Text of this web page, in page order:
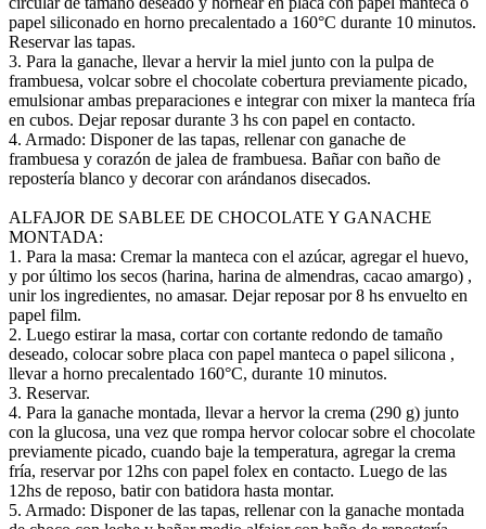
papel siliconado en horno precalentado a 160°C durante 10 minutos.
Reservar las tapas.
3. Para la ganache, llevar a hervir la miel junto con la pulpa de
frambuesa, volcar sobre el chocolate cobertura previamente picado,
emulsionar ambas preparaciones e integrar con mixer la manteca fría
en cubos. Dejar reposar durante 3 hs con papel en contacto.
4. Armado: Disponer de las tapas, rellenar con ganache de
frambuesa y corazón de jalea de frambuesa. Bañar con baño de
repostería blanco y decorar con arándanos disecados.
ALFAJOR DE SABLEE DE CHOCOLATE Y GANACHE
MONTADA:
1. Para la masa: Cremar la manteca con el azúcar, agregar el huevo,
y por último los secos (harina, harina de almendras, cacao amargo) ,
unir los ingredientes, no amasar. Dejar reposar por 8 hs envuelto en
papel film.
2. Luego estirar la masa, cortar con cortante redondo de tamaño
deseado, colocar sobre placa con papel manteca o papel silicona ,
llevar a horno precalentado 160°C, durante 10 minutos.
3. Reservar.
4. Para la ganache montada, llevar a hervor la crema (290 g) junto
con la glucosa, una vez que rompa hervor colocar sobre el chocolate
previamente picado, cuando baje la temperatura, agregar la crema
fría, reservar por 12hs con papel folex en contacto. Luego de las
12hs de reposo, batir con batidora hasta montar.
5. Armado: Disponer de las tapas, rellenar con la ganache montada